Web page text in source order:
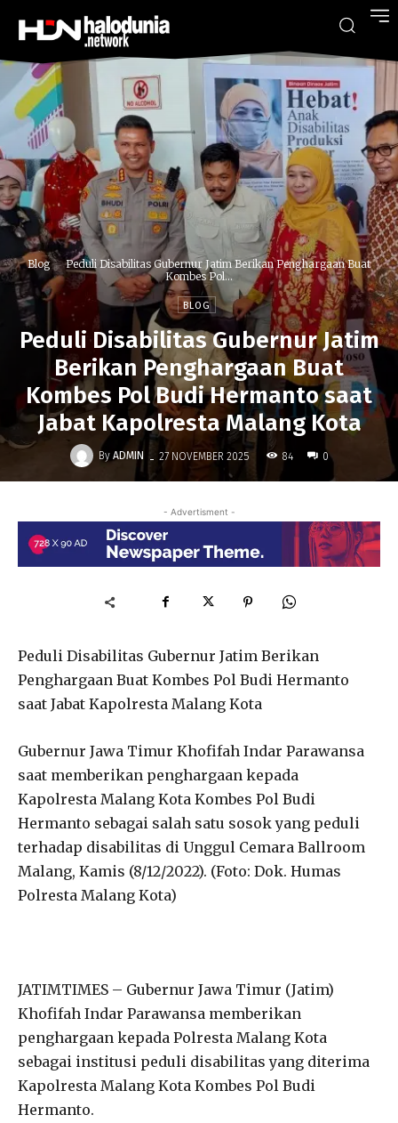
Blog
Peduli Disabilitas Gubernur Jatim Berikan Penghargaan Buat
Kombes Pol...
BLOG
Peduli Disabilitas Gubernur Jatim
Berikan Penghargaan Buat
Kombes Pol Budi Hermanto saat
Jabat Kapolresta Malang Kota
By ADMIN - 27 NOVEMBER 2025 84 0
- Advertisment -
Peduli Disabilitas Gubernur Jatim Berikan
Penghargaan Buat Kombes Pol Budi Hermanto
saat Jabat Kapolresta Malang Kota
Gubernur Jawa Timur Khofifah Indar Parawansa
saat memberikan penghargaan kepada
Kapolresta Malang Kota Kombes Pol Budi
Hermanto sebagai salah satu sosok yang peduli
terhadap disabilitas di Unggul Cemara Ballroom
Malang, Kamis (8/12/2022). (Foto: Dok. Humas
Polresta Malang Kota)
JATIMTIMES – Gubernur Jawa Timur (Jatim)
Khofifah Indar Parawansa memberikan
penghargaan kepada Polresta Malang Kota
sebagai institusi peduli disabilitas yang diterima
Kapolresta Malang Kota Kombes Pol Budi
Hermanto.